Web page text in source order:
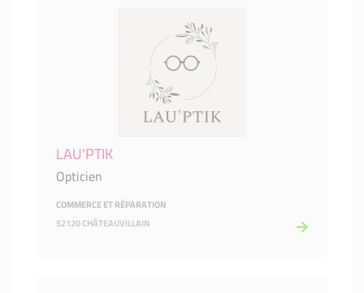
LAU'PTIK
Opticien
COMMERCE ET RÉPARATION
52120 CHÂTEAUVILLAIN